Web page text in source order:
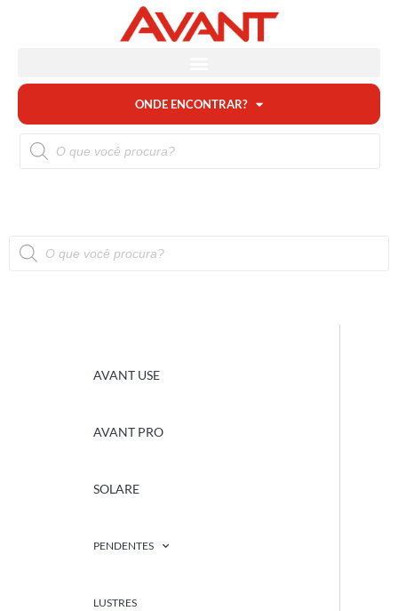
ONDE ENCONTRAR?
AVANT USE
AVANT PRO
SOLARE
PENDENTES
LUSTRES